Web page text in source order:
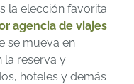
la elección favorita
agencia de viajes
se mueva en
la reserva y
hoteles y demás